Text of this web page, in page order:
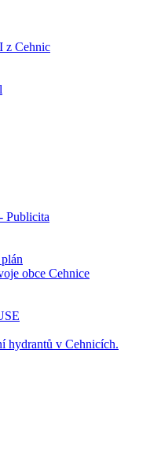
Cehnic
Publicita
obce Cehnice
hydrantů v Cehnicích.